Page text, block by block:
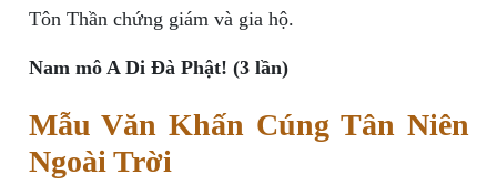
Tôn Thần chứng giám và gia hộ.
Nam mô A Di Đà Phật! (3 lần)
Mẫu Văn Khấn Cúng Tân Niên
Ngoài Trời